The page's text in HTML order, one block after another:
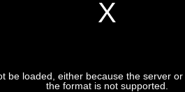
záznamů
be loaded, either because the server
the format is not supported.